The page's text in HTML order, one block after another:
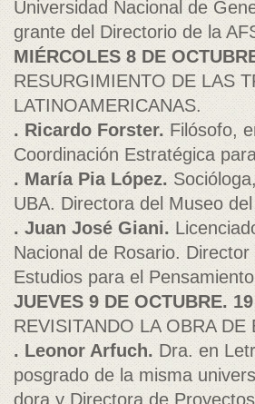
Universidad Nacional de
grante del Directorio de la
MIÉRCOLES 8 DE
RESURGIMIENTO DE LAS
LATINOAMERICANAS.
. Ricardo Forster.Filósofo,
Coordinación Estratégica
. María Pia López.
UBA. Directora del Museo
. Juan José Giani.
Nacional de Rosario.
Estudios para el
JUEVES 9 DE OCTUBRE.
REVISITANDO LA OBRA DE
. Leonor Arfuch.Dra. en
posgrado de la misma
dora y Directora de